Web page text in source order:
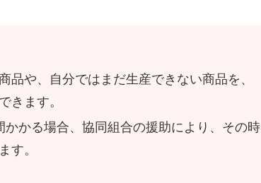
品や、自分ではまだ生産できない商品を、
きます。
かる場合、協同組合の援助により、その時
す。